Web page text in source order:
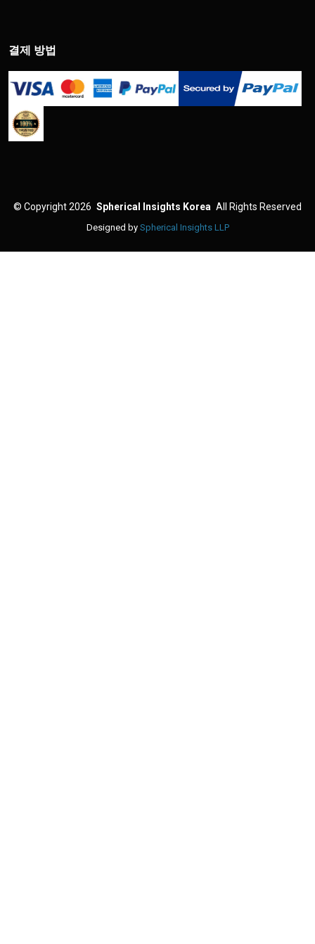
결제 방법
© Copyright 2026 Spherical Insights Korea All Rights Reserved
Designed by Spherical Insights LLP